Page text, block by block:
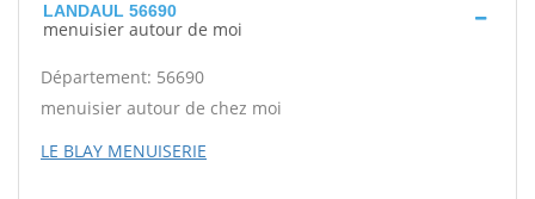
LANDAUL 56690
menuisier autour de moi
Département: 56690
menuisier autour de chez moi
LE BLAY MENUISERIE